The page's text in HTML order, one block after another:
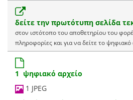
δείτε την πρωτότυπη σελίδα
στον ιστότοπο του αποθετηρίου του
πληροφορίες και για να δείτε το
1 ψηφιακό αρχείο
1 JPEG